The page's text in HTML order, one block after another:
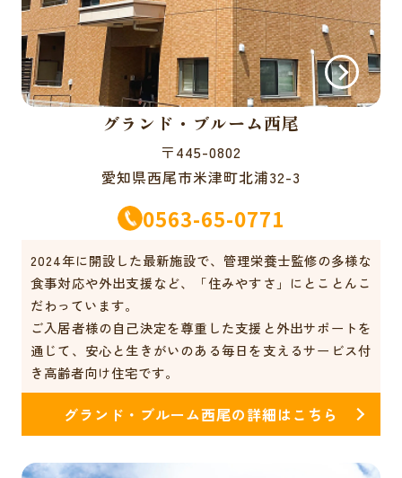
グランド・ブルーム西尾
〒445-0802
愛知県西尾市米津町北浦32-3
0563-65-0771
2024年に開設した最新施設で、管理栄養士監修の多様な
食事対応や外出支援など、「住みやすさ」にとことんこ
だわっています。
ご入居者様の自己決定を尊重した支援と外出サポートを
通じて、安心と生きがいのある毎日を支えるサービス付
き高齢者向け住宅です。
グランド・ブルーム西尾の詳細はこちら